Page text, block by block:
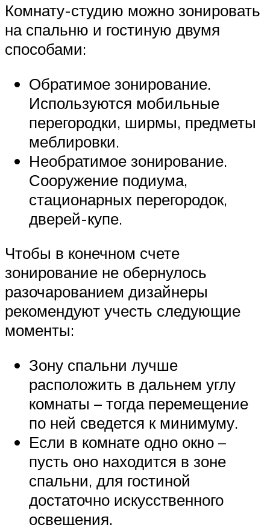
Комнату-студию можно зонировать
на спальню и гостиную двумя
способами:
Обратимое зонирование.
Используются мобильные
перегородки, ширмы, предметы
меблировки.
Необратимое зонирование.
Сооружение подиума,
стационарных перегородок,
дверей-купе.
Чтобы в конечном счете
зонирование не обернулось
разочарованием дизайнеры
рекомендуют учесть следующие
моменты:
Зону спальни лучше
расположить в дальнем углу
комнаты – тогда перемещение
по ней сведется к минимуму.
Если в комнате одно окно –
пусть оно находится в зоне
спальни, для гостиной
достаточно искусственного
освещения.